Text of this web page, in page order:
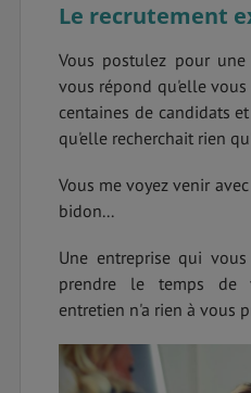
Le recrutement
Vous postulez pour
vous répond qu'elle
centaines de candidats
qu'elle recherchait rien
Vous me voyez venir
bidon...
Une entreprise qui
prendre le temps de
entretien n'a rien à vous